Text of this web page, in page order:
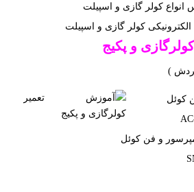
کولر گازی و اسپیلت
کولر گازی و اسپیلت
و پکیج
)
کوئل
و فن کوئل